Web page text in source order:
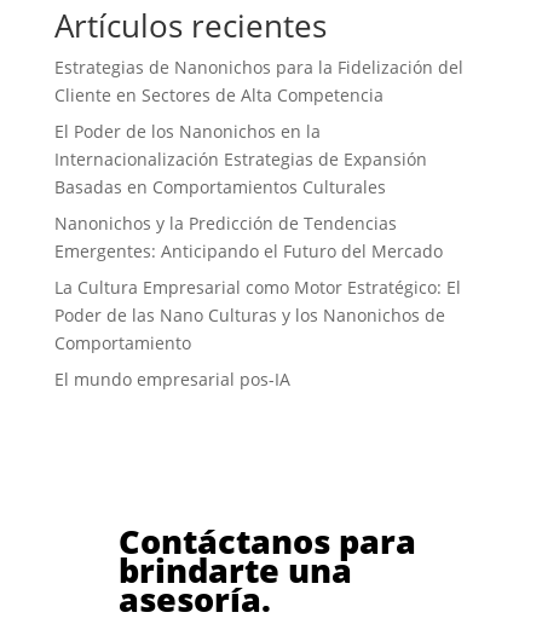
Artículos recientes
Estrategias de Nanonichos para la Fidelización del
Cliente en Sectores de Alta Competencia
El Poder de los Nanonichos en la
Internacionalización Estrategias de Expansión
Basadas en Comportamientos Culturales
Nanonichos y la Predicción de Tendencias
Emergentes: Anticipando el Futuro del Mercado
La Cultura Empresarial como Motor Estratégico: El
Poder de las Nano Culturas y los Nanonichos de
Comportamiento
El mundo empresarial pos-IA
Contáctanos para
brindarte una
asesoría.